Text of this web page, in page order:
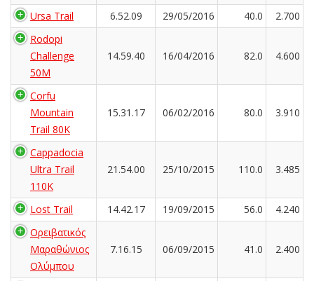
Ursa Trail 6.52.09 29/05/2016 40.0
2.700
Rodopi
Challenge
50M
14.59.40 16/04/2016 82.0 4.600
Corfu
Mountain
Trail 80K
15.31.17 06/02/2016 80.0 3.910
Cappadocia
Ultra Trail
110K
21.54.00 25/10/2015 110.0 3.485
Lost Trail 14.42.17 19/09/2015 56.0
4.240
Ορειβατικός
Μαραθώνιος
Ολύμπου
7.16.15 06/09/2015 41.0 2.400